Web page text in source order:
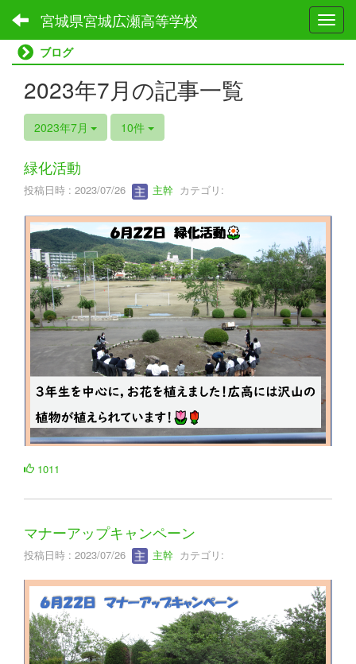
宮城県宮城広瀬高等学校
ブログ
2023年7月の記事一覧
2023年7月 10件
緑化活動
投稿日時 : 2023/07/26 主幹 カテゴリ:
1011
マナーアップキャンペーン
投稿日時 : 2023/07/26 主幹 カテゴリ: